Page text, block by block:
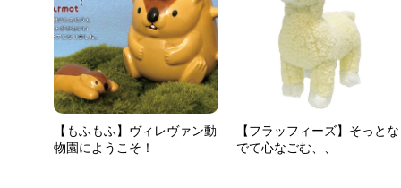
【もふもふ】ヴィレヴァン動
物園にようこそ！
【フラッフィーズ】そっとな
でて心なごむ、、